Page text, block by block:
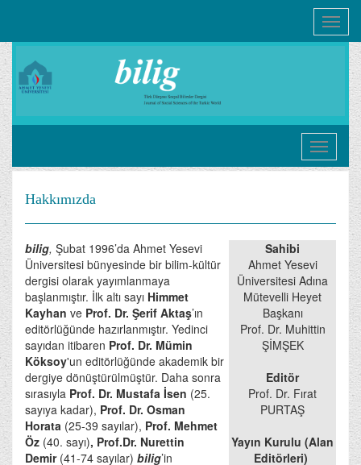
Toggle
Hakkımızda
bilig, Şubat 1996’da Ahmet Yesevi
Üniversitesi bünyesinde bir bilim-kültür
dergisi olarak yayımlanmaya
başlanmıştır. İlk altı sayı Himmet
Kayhan ve Prof. Dr. Şerif Aktaş’ın
editörlüğünde hazırlanmıştır. Yedinci
sayıdan itibaren Prof. Dr. Mümin
Köksoy'un editörlüğünde akademik bir
dergiye dönüştürülmüştür. Daha sonra
sırasıyla Prof. Dr. Mustafa İsen (25.
sayıya kadar), Prof. Dr. Osman
Horata (25-39 sayılar), Prof. Mehmet
Öz (40. sayı), Prof.Dr. Nurettin
Demir (41-74 sayılar) bilig’in
Sahibi
Ahmet Yesevi
Üniversitesi Adına
Mütevelli Heyet
Başkanı
Prof. Dr. Muhittin
ŞİMŞEK
Editör
Prof. Dr. Fırat
PURTAŞ
Yayın Kurulu (Alan
Editörleri)